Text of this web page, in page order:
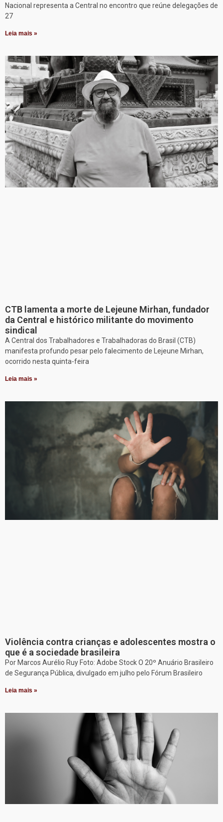
Nacional representa a Central no encontro que reúne delegações de
27
Leia mais »
CTB lamenta a morte de Lejeune Mirhan, fundador
da Central e histórico militante do movimento
sindical
A Central dos Trabalhadores e Trabalhadoras do Brasil (CTB)
manifesta profundo pesar pelo falecimento de Lejeune Mirhan,
ocorrido nesta quinta-feira
Leia mais »
Violência contra crianças e adolescentes mostra o
que é a sociedade brasileira
Por Marcos Aurélio Ruy Foto: Adobe Stock O 20º Anuário Brasileiro
de Segurança Pública, divulgado em julho pelo Fórum Brasileiro
Leia mais »